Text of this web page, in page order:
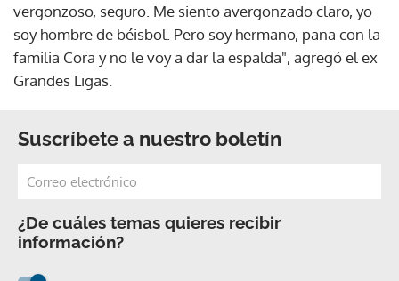
vergonzoso, seguro. Me siento avergonzado claro, yo
soy hombre de béisbol. Pero soy hermano, pana con la
familia Cora y no le voy a dar la espalda", agregó el ex
Grandes Ligas.
Suscríbete a nuestro boletín
¿De cuáles temas quieres recibir
información?